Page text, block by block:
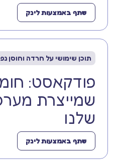
שתף באמצעות לינק
תוכן שימושי על חרדה וחוסן
פודקאסט:
שמייצרת
שלנו
שתף באמצעות לינק